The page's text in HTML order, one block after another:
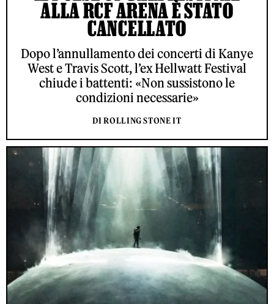
ALLA RCF ARENA È STATO
CANCELLATO
Dopo l’annullamento dei concerti di Kanye
West e Travis Scott, l’ex Hellwatt Festival
chiude i battenti: «Non sussistono le
condizioni necessarie»
DI ROLLING STONE IT